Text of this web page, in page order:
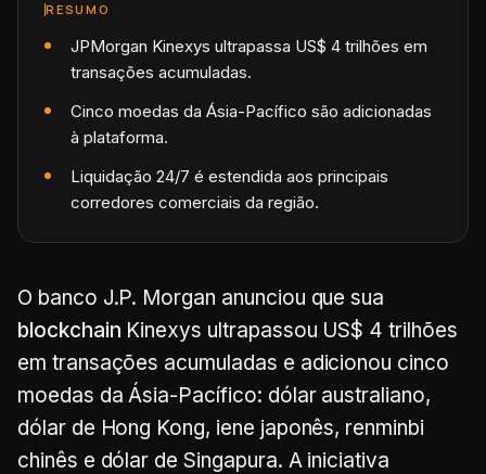
RESUMO
JPMorgan Kinexys ultrapassa US$ 4 trilhões em
transações acumuladas.
Cinco moedas da Ásia-Pacífico são adicionadas
à plataforma.
Liquidação 24/7 é estendida aos principais
corredores comerciais da região.
O banco J.P. Morgan anunciou que sua
blockchain Kinexys ultrapassou US$ 4 trilhões
em transações acumuladas e adicionou cinco
moedas da Ásia-Pacífico: dólar australiano,
dólar de Hong Kong, iene japonês, renminbi
chinês e dólar de Singapura. A iniciativa